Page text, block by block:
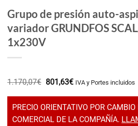
Grupo de presión auto-
variador GRUNDFOS
1x230V
1.170,07€ El
original
era:
1.170,07€.
801,63€El
precio
actual
es:
801,63€.
IVA y Portes incluidos
PRECIO ORIENTATIVO POR
COMERCIAL DE LA COMPAÑÍA.